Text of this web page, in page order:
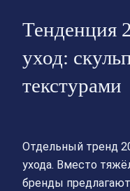
Тенденция
уход:
текстурами
Отдельный тренд
ухода. Вместо
бренды